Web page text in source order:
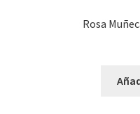
Rosa